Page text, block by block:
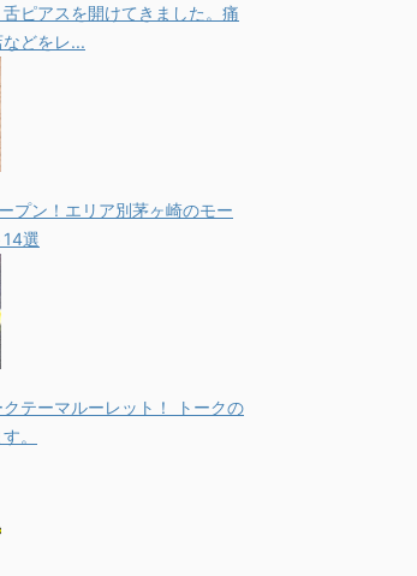
舌ピアスを開けてきました。痛
どをレ...
プン！エリア別茅ヶ崎のモー
選
テーマルーレット！ トークの
。